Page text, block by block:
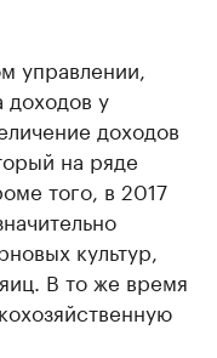
управлении,
доходов у
доходов
на ряде
того, в 2017
культур,
В то же время